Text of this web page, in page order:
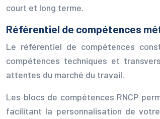
court et long terme.
Référentiel de compétences
Le référentiel de compétences
compétences techniques et
attentes du marché du travail.
Les blocs de compétences RNCP
facilitant la personnalisation de